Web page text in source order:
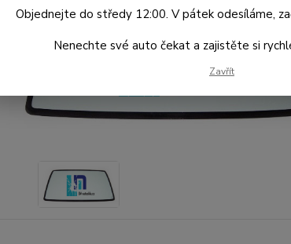
Objednejte do středy 12:00. V pátek odesíláme,
Nenechte své auto čekat a zajistěte si
Zavřít